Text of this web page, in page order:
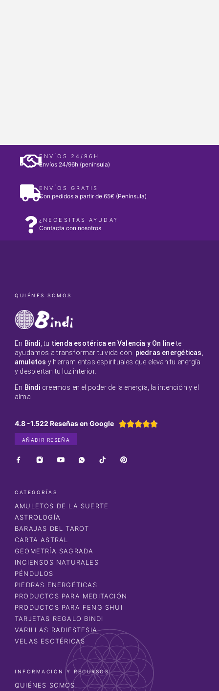
ENVÍOS 24/96H
Envíos 24/96h (península)
ENVÍOS GRATIS
Con pedidos a partir de 65€ (Península)
¿NECESITAS AYUDA?
Contacta con nosotros
QUIÉNES SOMOS
En Bindi , tu tienda esotérica en Valencia y On linete
ayudamos a transformar tu vida con piedras energéticas
amuletos y herramientas espirituales que elevan tu energía
y despiertan tu luz interior.
En Bindi creemos en el poder de la energía, la intención y el
alma
4.8 -1.522 Reseñas en Google 
AÑADIR RESEÑA
CATEGORÍAS
AMULETOS DE LA SUERTE
ASTROLOGÍA
BARAJAS DEL TAROT
CARTA ASTRAL
GEOMETRÍA SAGRADA
INCIENSOS NATURALES
PÉNDULOS
PIEDRAS ENERGÉTICAS
PRODUCTOS PARA MEDITACIÓN
PRODUCTOS PARA FENG SHUI
TARJETAS REGALO BINDI
VARILLAS RADIESTESIA
VELAS ESOTÉRICAS
INFORMACIÓN Y RECURSOS
QUIÉNES SOMOS